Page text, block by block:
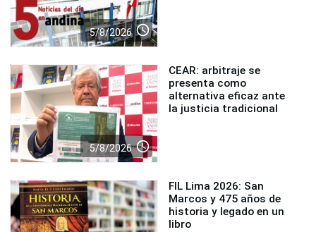
5/8/2026 access_time
5/8/2026 access_time
CEAR: arbitraje se
presenta como
alternativa eficaz ante
la justicia tradicional
FIL Lima 2026: San
Marcos y 475 años de
historia y legado en un
libro